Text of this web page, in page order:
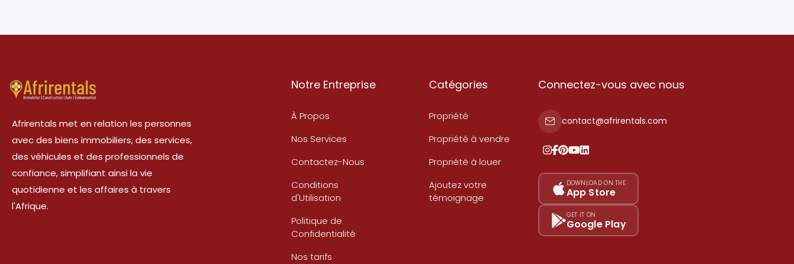
Afrirentals met en relation les personnes
avec des biens immobiliers, des services,
des véhicules et des professionnels de
confiance, simplifiant ainsi la vie
quotidienne et les affaires à travers
l'Afrique.
Notre Entreprise
À Propos
Nos Services
Contactez-Nous
Conditions
d'Utilisation
Politique de
Confidentialité
Nos tarifs
Catégories
Propriété
Propriété à vendre
Propriété à louer
Ajoutez votre
témoignage
Connectez-vous avec nous
contact@afrirentals.com
DOWNLOAD ON THE
App Store
GET IT ON
Google Play